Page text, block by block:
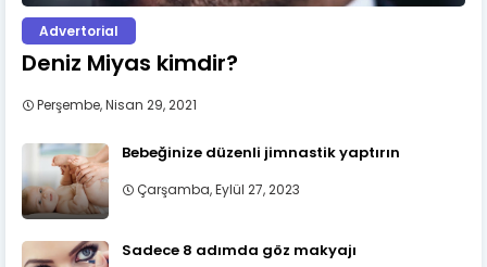
Advertorial
Deniz Miyas kimdir?
Perşembe, Nisan 29, 2021
Bebeğinize düzenli jimnastik yaptırın
Çarşamba, Eylül 27, 2023
Sadece 8 adımda göz makyajı